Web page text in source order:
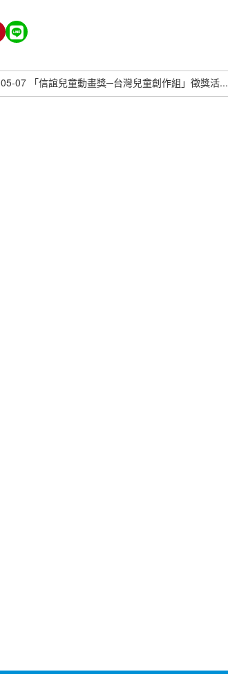
05-07 「信誼兒童動畫獎─台灣兒童創作組」徵獎活...